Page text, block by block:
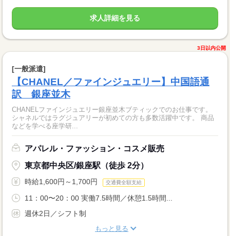
求人詳細を見る
3日以内公開
[一般派遣]
【CHANEL／ファインジュエリー】中国語通
訳 銀座並木
CHANELファインジュエリー銀座並木ブティックでのお仕事です。
シャネルではラグジュアリーが初めての方も多数活躍中です。 商品
などを学べる座学研...
アパレル・ファッション・コスメ販売
東京都中央区/銀座駅（徒歩 2分）
時給1,600円～1,700円 交通費全額支給
11：00〜20：00 実働7.5時間／休憩1.5時間...
週休2日／シフト制
もっと見る